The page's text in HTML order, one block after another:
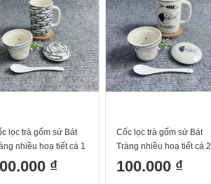
lọc trà gốm sứ Bát
nhiều hoạ tiết cá 1
₫
Cốc lọc trà gốm sứ Bát
Tràng nhiều hoạ tiết cá 2
300ml
100.000 ₫